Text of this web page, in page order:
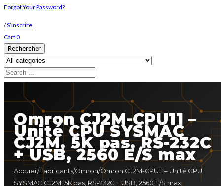
Forgot Your Password?
/S’inscrire
Cart0
Rechercher
Omron CJ2M-CPU11 –
Unité CPU SYSMAC
CJ2M, 5K pas, RS-232C
+ USB, 2560 E/S max
Accueil/Fabricants/Omron/Omron CJ2M-CPU11 – Unité CPU
SYSMAC CJ2M, 5K pas, RS-232C + USB, 2560 E/S max